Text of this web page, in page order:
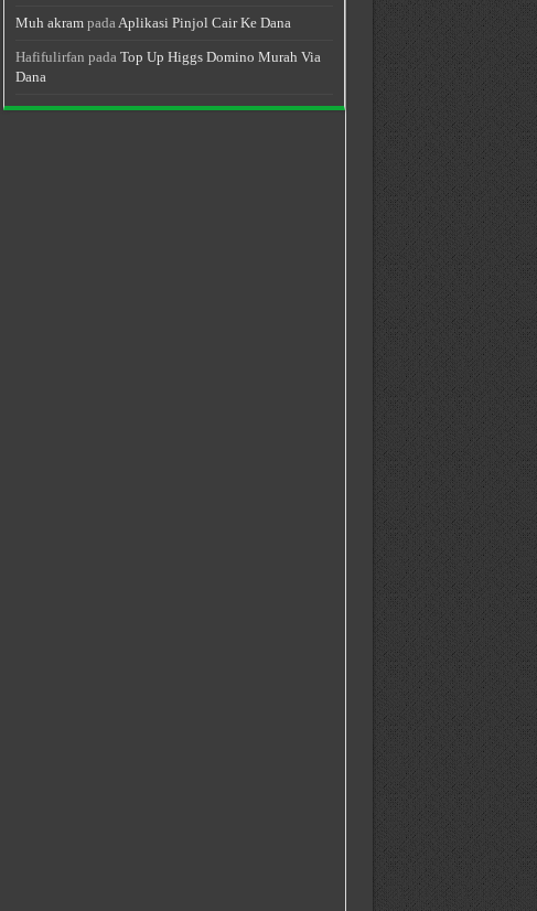
Muh akrampadaAplikasi Pinjol Cair Ke Dana
Hafifulirfan pada Top Up Higgs Domino Murah Via
Dana